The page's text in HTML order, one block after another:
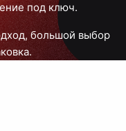
под ключ.
большой выбор